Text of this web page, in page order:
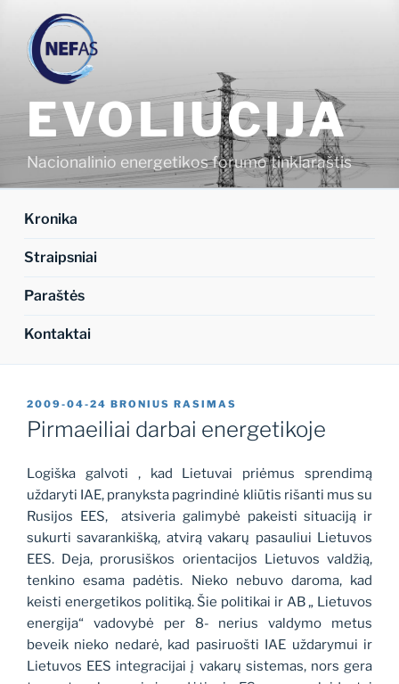
turinio
EVOLIUCIJA
Nacionalinio energetikos forumo tinklaraštis
Kronika
Straipsniai
Paraštės
Kontaktai
PASKELBTA
2009-04-24 BRONIUS RASIMAS
Pirmaeiliai darbai energetikoje
Logiška galvoti , kad Lietuvai priėmus sprendimą
uždaryti IAE, pranyksta pagrindinė kliūtis rišanti mus su
Rusijos EES,
atsiveria galimybė pakeisti situaciją ir
sukurti savarankišką, atvirą vakarų pasauliui Lietuvos
EES. Deja, prorusiškos orientacijos Lietuvos valdžią,
tenkino esama padėtis. Nieko nebuvo daroma, kad
keisti energetikos politiką. Šie politikai ir AB „ Lietuvos
energija“ vadovybė per 8- nerius valdymo metus
beveik nieko nedarė, kad pasiruošti IAE uždarymui ir
Lietuvos EES integracijai į vakarų sistemas, nors gera